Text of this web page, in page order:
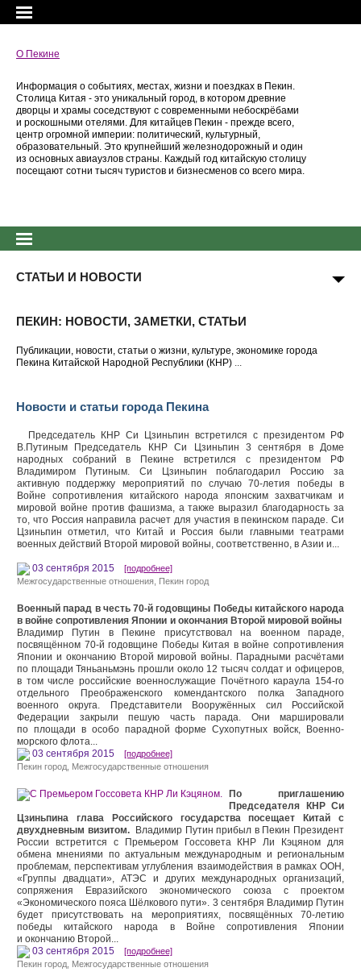
О Пекине
Информация о событиях, местах, жизни и поездках в Пекин.
Столица Китая - это уникальный город, в котором древние
дворцы и храмы соседствуют с современными небоскрёбами
и роскошными отелями. Для китайцев Пекин - прежде всего,
центр огромной империи: политический, культурный,
образовательный. Это крупнейший железнодорожный и один
из основных авиаузлов страны. Каждый год китайскую столицу
посещают сотни тысяч туристов и бизнесменов со всего мира.
СТАТЬИ И НОВОСТИ
ПЕКИН: НОВОСТИ, ЗАМЕТКИ, СТАТЬИ
Публикации, новости, статьи о жизни, культуре, экономике города
Пекина Китайской Народной Республики (КНР) ...
Новости и статьи города Пекина
Председатель КНР Си Цзиньпин встретился с президентом РФ
В.Путиным Председатель КНР Си Цзиньпин 3 сентября в Доме
народных собраний в Пекине встретился с президентом РФ
Владимиром Путиным. Си Цзиньпин поблагодарил Россию за
активную поддержку мероприятий по случаю 70-летия победы в
Войне сопротивления китайского народа японским захватчикам и
мировой войне против фашизма, а также выразил благодарность за
то, что Россия направила расчет для участия в пекинском параде. Си
Цзиньпин отметил, что Китай и Россия были главными театрами
военных действий Второй мировой войны, соответственно, в Азии и...
03 сентября 2015 [подробнее]
Межгосударственные отношения Пекин город
Военный парад в честь 70-й годовщины Победы китайского народа
в войне сопротивления Японии и окончания Второй мировой войны
Владимир Путин в Пекине присутствовал на военном параде,
посвящённом 70-й годовщине Победы Китая в войне сопротивления
Японии и окончанию Второй мировой войны. Парадными расчётами
по площади Тяньаньмэнь прошли около 12 тысяч солдат и офицеров,
в том числе российские военнослужащие Почётного караула 154-го
отдельного Преображенского комендантского полка Западного
военного округа. Представители Вооружённых сил Российской
Федерации закрыли пешую часть парада. Они маршировали
по площади в особо парадной форме Сухопутных войск, Военно-
морского флота...
03 сентября 2015 [подробнее]
Пекин город Межгосударственные отношения
По приглашению
Председателя КНР Си
Цзиньпина глава Российского государства посещает Китай с
двухдневным визитом.Владимир Путин прибыл в Пекин Президент
России встретится с Премьером Госсовета КНР Ли Кэцяном для
обмена мнениями по актуальным международным и региональным
проблемам, перспективам углубления взаимодействия в рамках ООН,
«Группы двадцати», АТЭС и других международных организаций,
сопряжения Евразийского экономического союза с проектом
«Экономического пояса Шёлкового пути». 3 сентября Владимир Путин
будет присутствовать на мероприятиях, посвящённых 70-летию
победы китайского народа в Войне сопротивления Японии
и окончанию Второй...
03 сентября 2015 [подробнее]
Пекин город Межгосударственные отношения